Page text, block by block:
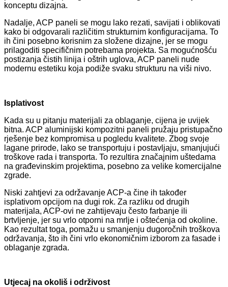
konceptu dizajna.
Nadalje, ACP paneli se mogu lako rezati, savijati i oblikovati
kako bi odgovarali različitim strukturnim konfiguracijama. To
ih čini posebno korisnim za složene dizajne, jer se mogu
prilagoditi specifičnim potrebama projekta. Sa mogućnošću
postizanja čistih linija i oštrih uglova, ACP paneli nude
modernu estetiku koja podiže svaku strukturu na viši nivo.
Isplativost
Kada su u pitanju materijali za oblaganje, cijena je uvijek
bitna. ACP aluminijski kompozitni paneli pružaju pristupačno
rješenje bez kompromisa u pogledu kvalitete. Zbog svoje
lagane prirode, lako se transportuju i postavljaju, smanjujući
troškove rada i transporta. To rezultira značajnim uštedama
na građevinskim projektima, posebno za velike komercijalne
zgrade.
Niski zahtjevi za održavanje ACP-a čine ih također
isplativom opcijom na dugi rok. Za razliku od drugih
materijala, ACP-ovi ne zahtijevaju često farbanje ili
brtvljenje, jer su vrlo otporni na mrlje i oštećenja od okoline.
Kao rezultat toga, pomažu u smanjenju dugoročnih troškova
održavanja, što ih čini vrlo ekonomičnim izborom za fasade i
oblaganje zgrada.
Utjecaj na okoliš i održivost